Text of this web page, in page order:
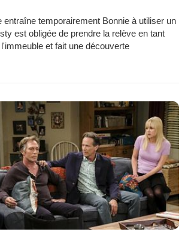
entraîne temporairement Bonnie à utiliser un
est obligée de prendre la relève en tant
et fait une découverte